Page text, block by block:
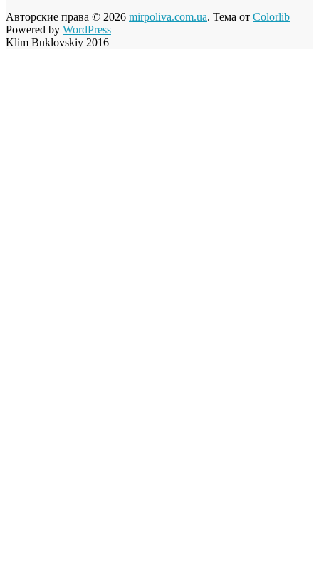
Авторские права © 2026 mirpoliva.com.ua. Тема от Colorlib
Powered by WordPress
Klim Buklovskiy 2016